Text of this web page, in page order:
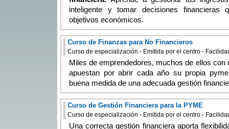
inteligente y tomar decisiones financieras
objetivos económicos.
Curso de Finanzas para No Financieros
Curso de especialización - Emitida por el centro -
Miles de emprendedores, muchos de ellos con
apuestan por abrir cada año su propia
buena medida de una adecuada gestión
Curso de Gestión Financiera para la PYME
Curso de especialización - Emitida por el centro -
Una correcta gestión financiera aporta